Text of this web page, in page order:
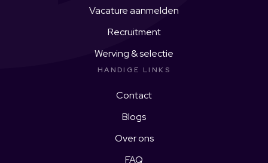
Vacature aanmelden
Recruitment
Werving & selectie
HANDIGE LINKS
Contact
Blogs
Over ons
FAQ